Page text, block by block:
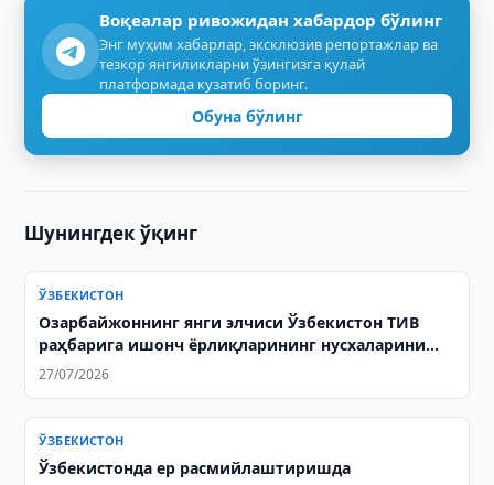
Воқеалар ривожидан хабардор бўлинг
Энг муҳим хабарлар, эксклюзив репортажлар ва
тезкор янгиликларни ўзингизга қулай
платформада кузатиб боринг.
Обуна бўлинг
Шунингдек ўқинг
ЎЗБЕКИСТОН
Озарбайжоннинг янги элчиси Ўзбекистон ТИВ
раҳбарига ишонч ёрлиқларининг нусхаларини
топширди
27/07/2026
ЎЗБЕКИСТОН
Ўзбекистонда ер расмийлаштиришда